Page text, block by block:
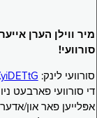
סורוועי!
סורוועי לינק:
די סורוועי פארבעט
אפּלייען פאר און/